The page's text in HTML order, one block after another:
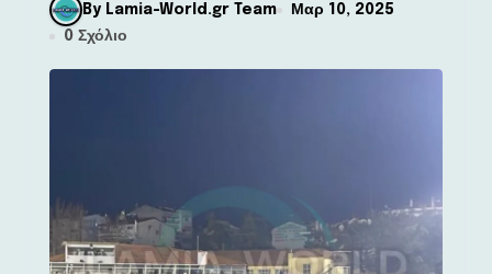
By Lamia-World.gr Team
Μαρ 10, 2025
0 Σχόλιο